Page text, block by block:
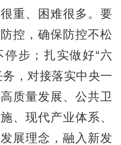
重、困难很多。要
控，确保防控不松
步；扎实做好“六
务，对接落实中央一
质量发展、公共卫
、现代产业体系、
展理念，融入新发